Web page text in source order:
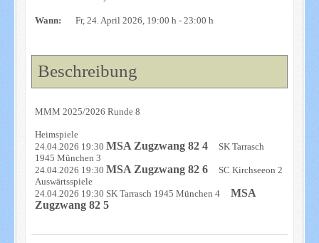
Wann: Fr, 24. April 2026, 19:00 h - 23:00 h
Beschreibung
MMM 2025/2026 Runde 8
Heimspiele
24.04.2026 19:30 MSA Zugzwang 82 4SK Tarrasch
1945 München 3
24.04.2026 19:30 MSA Zugzwang 82 6SC Kirchseeon 2
Auswärtsspiele
24.04.2026 19:30 SK Tarrasch 1945 München 4
MSA
Zugzwang 82 5